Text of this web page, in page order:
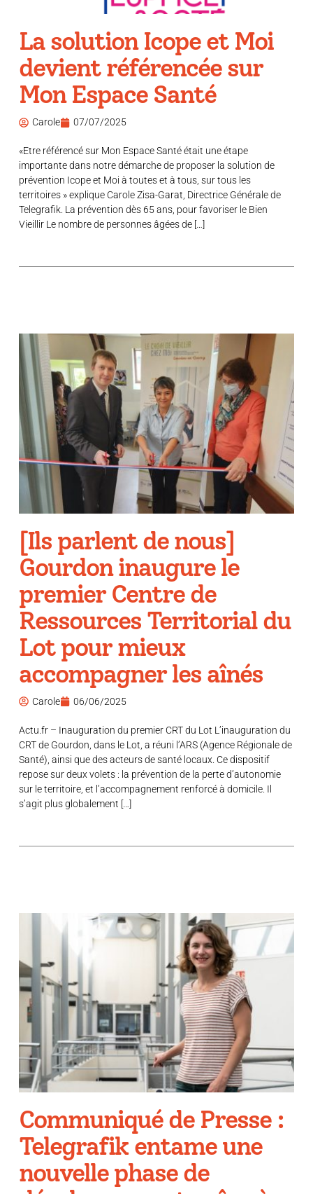
La solution Icope et Moi
devient référencée sur
Mon Espace Santé
Carole 07/07/2025
«Etre référencé sur Mon Espace Santé était une étape
importante dans notre démarche de proposer la solution de
prévention Icope et Moi à toutes et à tous, sur tous les
territoires » explique Carole Zisa-Garat, Directrice Générale de
Telegrafik. La prévention dès 65 ans, pour favoriser le Bien
Vieillir Le nombre de personnes âgées de […]
[Ils parlent de nous]
Gourdon inaugure le
premier Centre de
Ressources Territorial du
Lot pour mieux
accompagner les aînés
Carole 06/06/2025
Actu.fr – Inauguration du premier CRT du Lot L’inauguration du
CRT de Gourdon, dans le Lot, a réuni l’ARS (Agence Régionale de
Santé), ainsi que des acteurs de santé locaux. Ce dispositif
repose sur deux volets : la prévention de la perte d’autonomie
sur le territoire, et l’accompagnement renforcé à domicile. Il
s’agit plus globalement […]
Communiqué de Presse :
Telegrafik entame une
nouvelle phase de